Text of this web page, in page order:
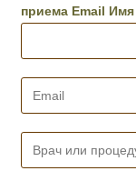
е
ф
н
*
приема Email Имя
E
i
*
В